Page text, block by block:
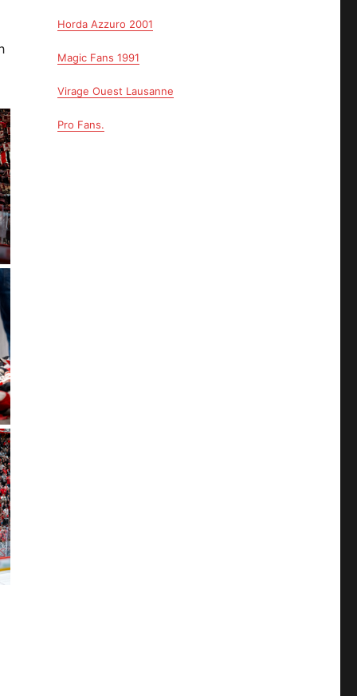
Horda Azzuro 2001
Magic Fans 1991
Virage Ouest Lausanne
Pro Fans.